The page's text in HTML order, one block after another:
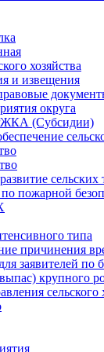
хозяйства
и извещения
округа
(Субсидии)
сельских
пожарной
типа
причинения
заявителей по
крупного